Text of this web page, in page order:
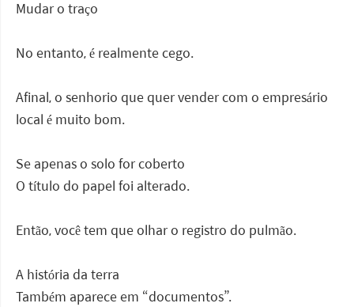
Mudar o traço
No entanto, é realmente cego.
Afinal, o senhorio que quer vender com o empresário
local é muito bom.
Se apenas o solo for coberto
O título do papel foi alterado.
Então, você tem que olhar o registro do pulmão.
A história da terra
Também aparece em “documentos”.